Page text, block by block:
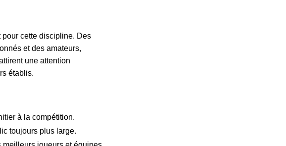
pour cette discipline. Des
et des amateurs,
une attention
établis.
à la compétition.
toujours plus large.